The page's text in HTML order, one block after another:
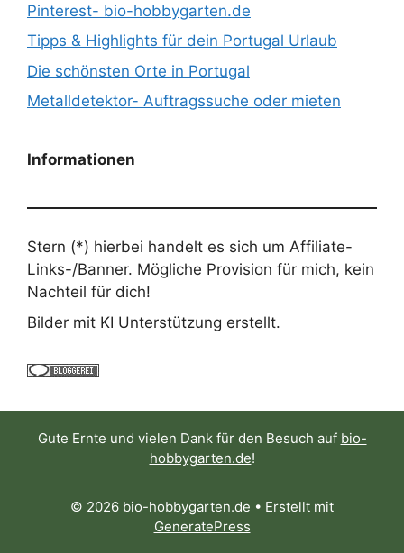
Pinterest- bio-hobbygarten.de
Tipps & Highlights für dein Portugal Urlaub
Die schönsten Orte in Portugal
Metalldetektor- Auftragssuche oder mieten
Informationen
Stern (*) hierbei handelt es sich um Affiliate-
Links-/Banner. Mögliche Provision für mich, kein
Nachteil für dich!
Bilder mit KI Unterstützung erstellt.
Gute Ernte und vielen Dank für den Besuch auf bio-
hobbygarten.de!
© 2026 bio-hobbygarten.de • Erstellt mit
GeneratePress